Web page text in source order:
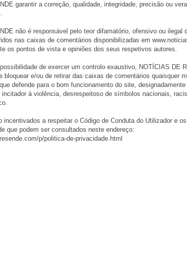
garantir a correção, qualidade, integridade, precisão ou
não é responsável pelo teor difamatório, ofensivo ou ilegal
nas caixas de comentários disponibilizadas em
os pontos de vista e opiniões dos seus respetivos autores.
de exercer um controlo exaustivo, NOTÍCIAS DE
bloquear e/ou de retirar das caixas de comentários quaisquer
defende para o bom funcionamento do site,
à violência, desrespeitoso de símbolos nacionais,
incentivados a respeitar o Código de Conduta do Utilizador e
que podem ser consultados neste endereço:
p/politica-de-privacidade.html